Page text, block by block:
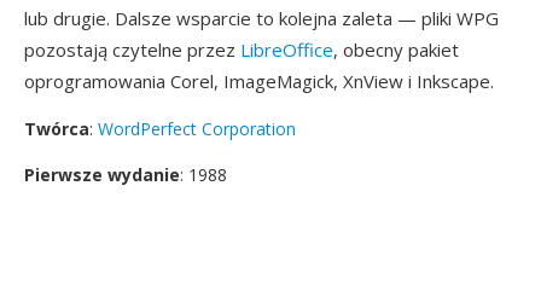
lub drugie. Dalsze wsparcie to kolejna zaleta — pliki WPG
pozostają czytelne przez LibreOffice, obecny pakiet
oprogramowania Corel, ImageMagick, XnView i Inkscape.
Twórca: WordPerfect Corporation
Pierwsze wydanie: 1988